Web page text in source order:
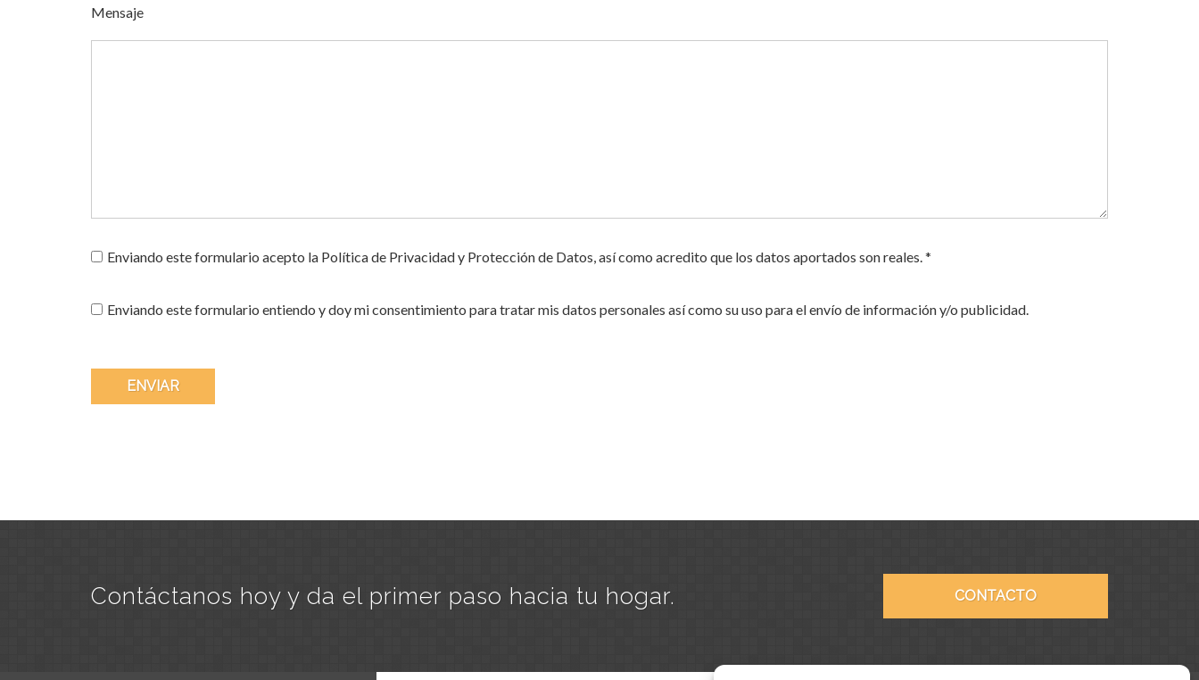
Mensaje
Enviando este formulario acepto la Política de Privacidad y Protección de Datos, así como acredito que los datos aportados son reales. *
Enviando este formulario entiendo y doy mi consentimiento para tratar mis datos personales así como su uso para el envío de información y/o publicidad.
Contáctanos hoy y da el primer paso hacia tu hogar. CONTACTO